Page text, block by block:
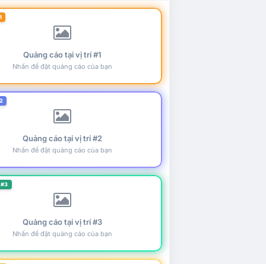
Quảng cáo tại vị trí #1
Nhấn để đặt quảng cáo của bạn
Quảng cáo tại vị trí #2
Nhấn để đặt quảng cáo của bạn
Quảng cáo tại vị trí #3
Nhấn để đặt quảng cáo của bạn